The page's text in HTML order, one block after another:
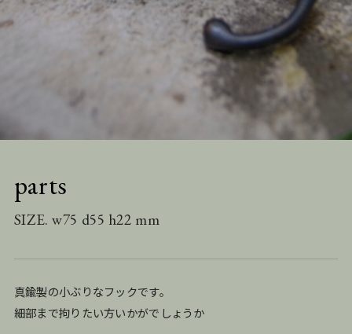
parts
SIZE. w75 d55 h22 mm
真鍮製の小ぶりなフックです。
細部まで拘りたい方いかがでしょうか